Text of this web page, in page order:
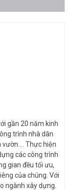
gần 20 năm kinh
trình nhà dân
vườn…. Thực hiện
các công trình
gian đều tối ưu,
của chúng. Với
ngành xây dựng.